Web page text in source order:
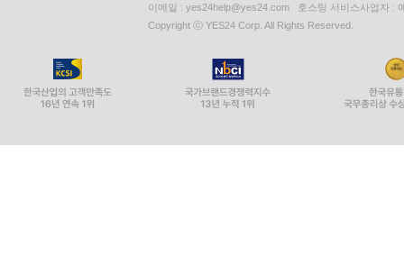
이메일 : yes24help@yes24.com 호스팅 서비스사업자 :
Copyright ⓒ YES24 Corp. All Rights Reserved.